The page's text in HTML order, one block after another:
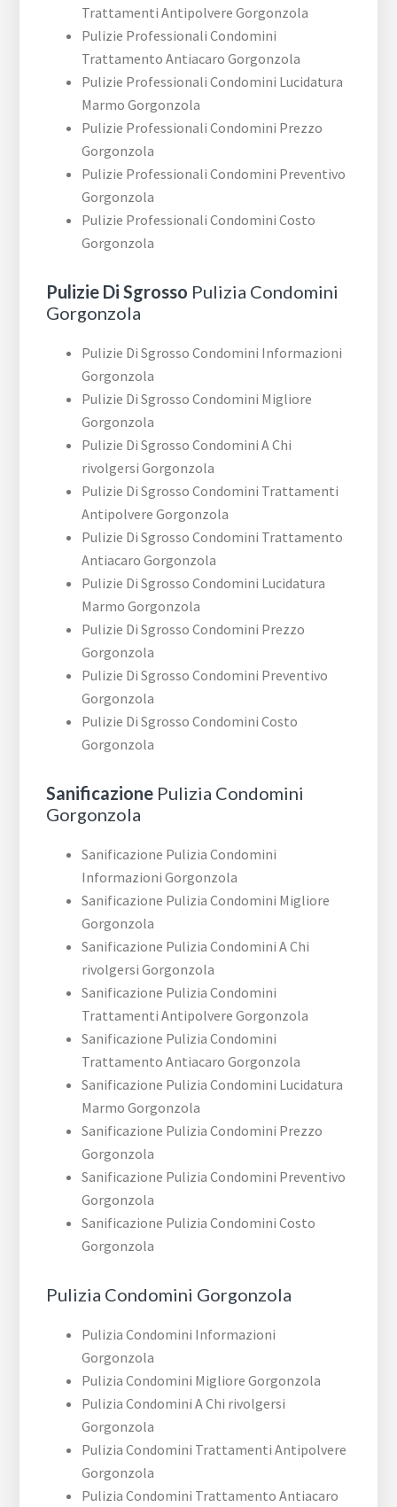
Trattamenti Antipolvere Gorgonzola
Pulizie Professionali Condomini
Trattamento Antiacaro Gorgonzola
Pulizie Professionali Condomini Lucidatura
Marmo Gorgonzola
Pulizie Professionali Condomini Prezzo
Gorgonzola
Pulizie Professionali Condomini Preventivo
Gorgonzola
Pulizie Professionali Condomini Costo
Gorgonzola
Pulizie Di Sgrosso Pulizia Condomini
Gorgonzola
Pulizie Di Sgrosso Condomini Informazioni
Gorgonzola
Pulizie Di Sgrosso Condomini Migliore
Gorgonzola
Pulizie Di Sgrosso Condomini A Chi
rivolgersi Gorgonzola
Pulizie Di Sgrosso Condomini Trattamenti
Antipolvere Gorgonzola
Pulizie Di Sgrosso Condomini Trattamento
Antiacaro Gorgonzola
Pulizie Di Sgrosso Condomini Lucidatura
Marmo Gorgonzola
Pulizie Di Sgrosso Condomini Prezzo
Gorgonzola
Pulizie Di Sgrosso Condomini Preventivo
Gorgonzola
Pulizie Di Sgrosso Condomini Costo
Gorgonzola
Sanificazione Pulizia Condomini
Gorgonzola
Sanificazione Pulizia Condomini
Informazioni Gorgonzola
Sanificazione Pulizia Condomini Migliore
Gorgonzola
Sanificazione Pulizia Condomini A Chi
rivolgersi Gorgonzola
Sanificazione Pulizia Condomini
Trattamenti Antipolvere Gorgonzola
Sanificazione Pulizia Condomini
Trattamento Antiacaro Gorgonzola
Sanificazione Pulizia Condomini Lucidatura
Marmo Gorgonzola
Sanificazione Pulizia Condomini Prezzo
Gorgonzola
Sanificazione Pulizia Condomini Preventivo
Gorgonzola
Sanificazione Pulizia Condomini Costo
Gorgonzola
Pulizia Condomini Gorgonzola
Pulizia Condomini Informazioni
Gorgonzola
Pulizia Condomini Migliore Gorgonzola
Pulizia Condomini A Chi rivolgersi
Gorgonzola
Pulizia Condomini Trattamenti Antipolvere
Gorgonzola
Pulizia Condomini Trattamento Antiacaro